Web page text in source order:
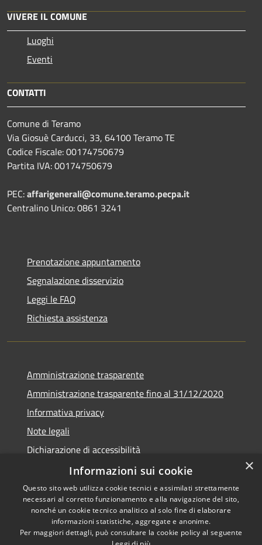
VIVERE IL COMUNE
Luoghi
Eventi
CONTATTI
Comune di Teramo
Via Giosuè Carducci, 33, 64100 Teramo TE
Codice Fiscale: 00174750679
Partita IVA: 00174750679
PEC:affarigenerali@comune.teramo.pecpa.it
Centralino Unico: 0861 3241
Prenotazione appuntamento
Segnalazione disservizio
Leggi le FAQ
Richiesta assistenza
Amministrazione trasparente
Amministrazione trasparente fino al 31/12/2020
Informativa privacy
Note legali
Dichiarazione di accessibilità
Accessibilità
Privacy
Copyright © 2026 • Comune di
Teramo • Powered by
Municipium• Accesso
×
Informazioni sui cookie
Questo sito web utilizza cookie tecnici e assimilati strettamente
necessari al corretto funzionamento e alla navigazione del sito,
nonché un cookie tecnico analitico al solo fine di elaborare
informazioni statistiche, aggregate e anonime.
Per maggiori dettagli, può consultare la cookie policy al seguente